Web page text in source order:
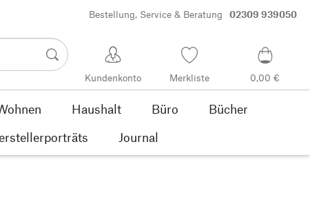
Bestellung, Service & Beratung 02309 939050
Kundenkonto Merkliste 0,00 €
Haushalt Büro
Bücher
Journal